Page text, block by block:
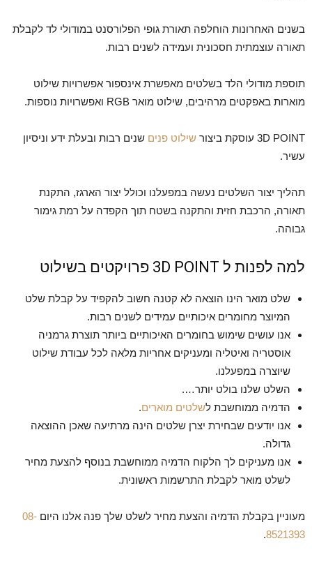
בשנים האחרונות הוחלפה תאורת גופי הפלורסנט במודולי לד לקבלת
תאורה עוצמתית חסכונית ועמידה לשנים רבות.
תוספת מודולי הלד בשלטים מאפשרת אינספור אפשרויות שילוט
מוארות באפקטים מרהיבים, שילוט מואר RGB ואפשרויות נוספות.
3D POINT עוסקת ביצור שילוט פנים שנים רבות ובעלת ידע וניסיון
עשיר.
תהליך יצור השלטים נעשה במפעלנו וכולל יצור הארגז, התקנת
תאורה, הרכבת חזית והתקנה בשטח תוך הקפדה על רמת גימור
גבוהה.
למה לפנות ל 3D POINT פרויקטים בשילוט
שלט מואר הינו הוצאה לא קטנה חשוב להקפיד על קבלת שלט
המיוצר מחומרים איכותיים עמידים לשנים רבות.
אנו עושים שימוש בחומרים האיכותיים ביותר תוצרת גרמניה
אוסטריה ואיטליה ומעניקים אחריות מלאה לכל עבודת שילוט
שיוצרה במפעלנו.
השלט שלנו בולט יותר….
הדמיה ממוחשבת לשלטים מוארים.
אנו יודעים שבחירת יצרן שלטים הינה מרתיעה שאכן ההוצאה
גדולה.
אנו מעניקים לך הלקוח הדמיה ממוחשבת בנוסף להצעת מחיר
לשלט מואר לקבלת התרשמות ראשונית.
מעוניין בקבלת הדמיה והצעת מחיר לשלט שלך פנה אלנו היום 08-
8521393
.